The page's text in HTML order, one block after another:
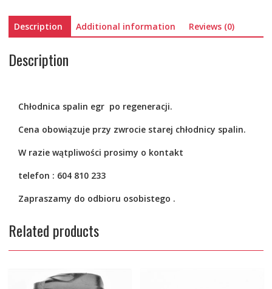
quantity
Description Additional information Reviews (0)
Description
Chłodnica spalin egr po regeneracji.
Cena obowiązuje przy zwrocie starej chłodnicy spalin.
W razie wątpliwości prosimy o kontakt
telefon : 604 810 233
Zapraszamy do odbioru osobistego .
Related products